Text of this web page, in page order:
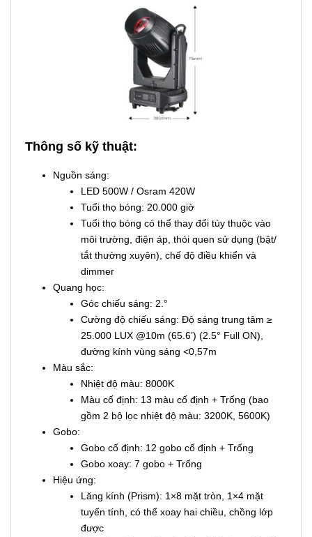
Thông số kỹ thuật:
Nguồn sáng:
LED 500W / Osram 420W
Tuổi thọ bóng: 20.000 giờ
Tuổi thọ bóng có thể thay đổi tùy thuộc vào
môi trường, điện áp, thói quen sử dụng (bật/
tắt thường xuyên), chế độ điều khiển và
dimmer
Quang học:
Góc chiếu sáng: 2.°
Cường độ chiếu sáng: Độ sáng trung tâm ≥
25.000 LUX @10m (65.6’) (2.5° Full ON),
đường kính vùng sáng <0,57m
Màu sắc:
Nhiệt độ màu: 8000K
Màu cố định: 13 màu cố định + Trống (bao
gồm 2 bộ lọc nhiệt độ màu: 3200K, 5600K)
Gobo:
Gobo cố định: 12 gobo cố định + Trống
Gobo xoay: 7 gobo + Trống
Hiệu ứng:
Lăng kính (Prism): 1×8 mặt tròn, 1×4 mặt
tuyến tính, có thể xoay hai chiều, chồng lớp
được